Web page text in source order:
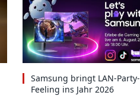
Samsung bringt LAN-Party-
Feeling ins Jahr 2026